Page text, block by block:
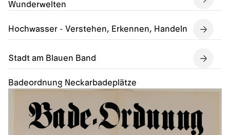
Wunderwelten
Hochwasser - Verstehen, Erkennen, Handeln
Stadt am Blauen Band
Badeordnung Neckarbadeplätze